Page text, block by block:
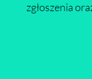
zgłoszenia